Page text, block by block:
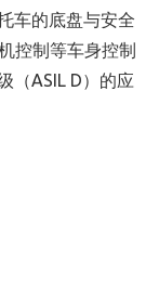
车的底盘与安全
控制等车身控制
（ASIL D）的应